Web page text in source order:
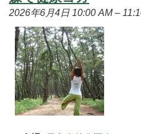
2026年6月4日 10:00 AM–